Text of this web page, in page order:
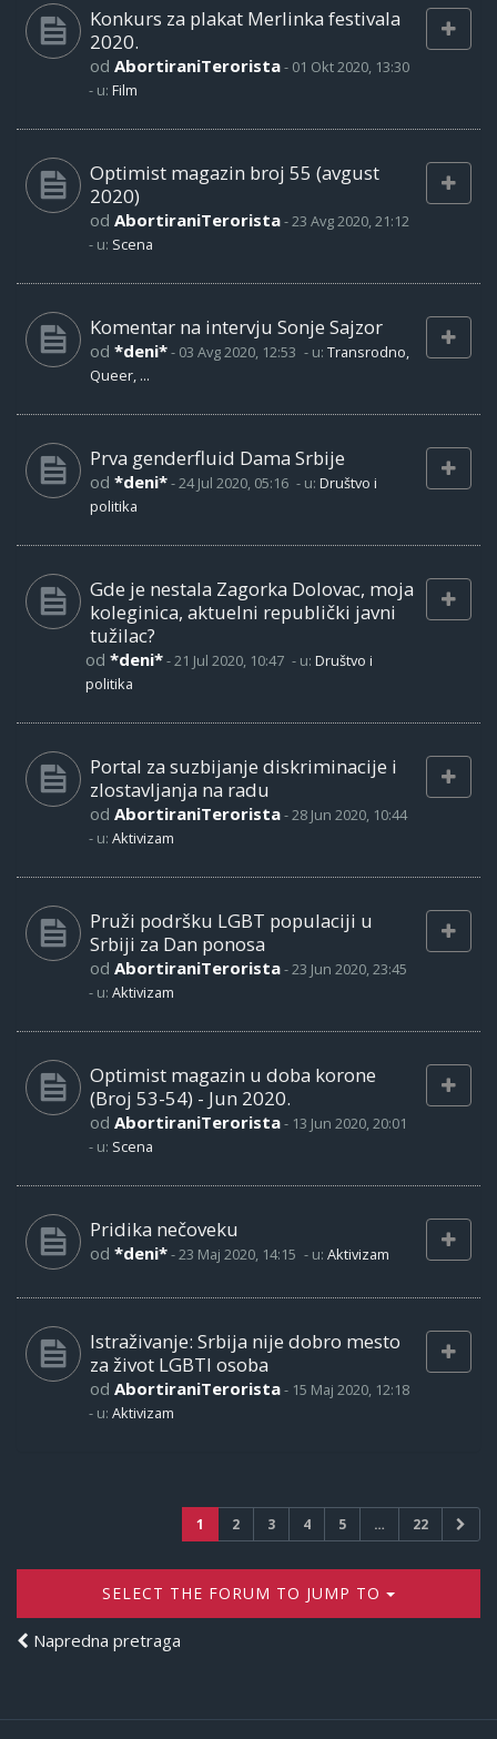
Konkurs za plakat Merlinka festivala
2020.
od AbortiraniTerorista- 01 Okt 2020, 13:30
- u: Film
Optimist magazin broj 55 (avgust
2020)
od AbortiraniTerorista-23 Avg 2020, 21:12
- u: Scena
Komentar na intervju Sonje Sajzor
od *deni*- 03 Avg 2020, 12:53 - u: Transrodno,
Queer, ...
Prva genderfluid Dama Srbije
od *deni*-24 Jul 2020, 05:16 - u: Društvo i
politika
Gde je nestala Zagorka Dolovac, moja
koleginica, aktuelni republički javni
tužilac?
od *deni*-21 Jul 2020, 10:47 - u: Društvo i
politika
Portal za suzbijanje diskriminacije i
zlostavljanja na radu
od AbortiraniTerorista-28 Jun 2020, 10:44
- u: Aktivizam
Pruži podršku LGBT populaciji u
Srbiji za Dan ponosa
od AbortiraniTerorista-23 Jun 2020, 23:45
- u: Aktivizam
Optimist magazin u doba korone
(Broj 53-54) - Jun 2020.
od AbortiraniTerorista- 13 Jun 2020, 20:01
- u: Scena
Pridika nečoveku
od *deni*-23 Maj 2020, 14:15 - u: Aktivizam
Istraživanje: Srbija nije dobro mesto
za život LGBTI osoba
od AbortiraniTerorista- 15 Maj 2020, 12:18
- u: Aktivizam
1 2 3 4 5 … 22
SELECT THE FORUM TO JUMP TO
Napredna pretraga